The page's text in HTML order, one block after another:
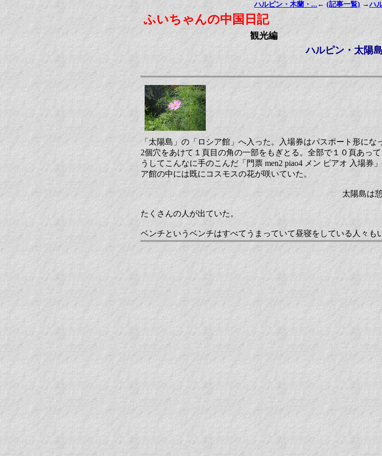
ハルピン・木蘭・... ← (記事一覧) →ハ
ふいちゃんの中国日記
観光編
ハルピン・太陽島
「太陽島」の「ロシア館」へ入った。入場券はパスポート形に
2個穴をあけて１頁目の角の一部をもぎとる。全部で１０頁あっ
うしてこんなに手のこんだ「門票 men2 piao4 メン ピアオ 入場券
ア館の中には既にコスモスの花が咲いていた。
太陽島は
たくさんの人が出ていた。
ベンチというベンチはすべてうまっていて昼寝をしている人々も